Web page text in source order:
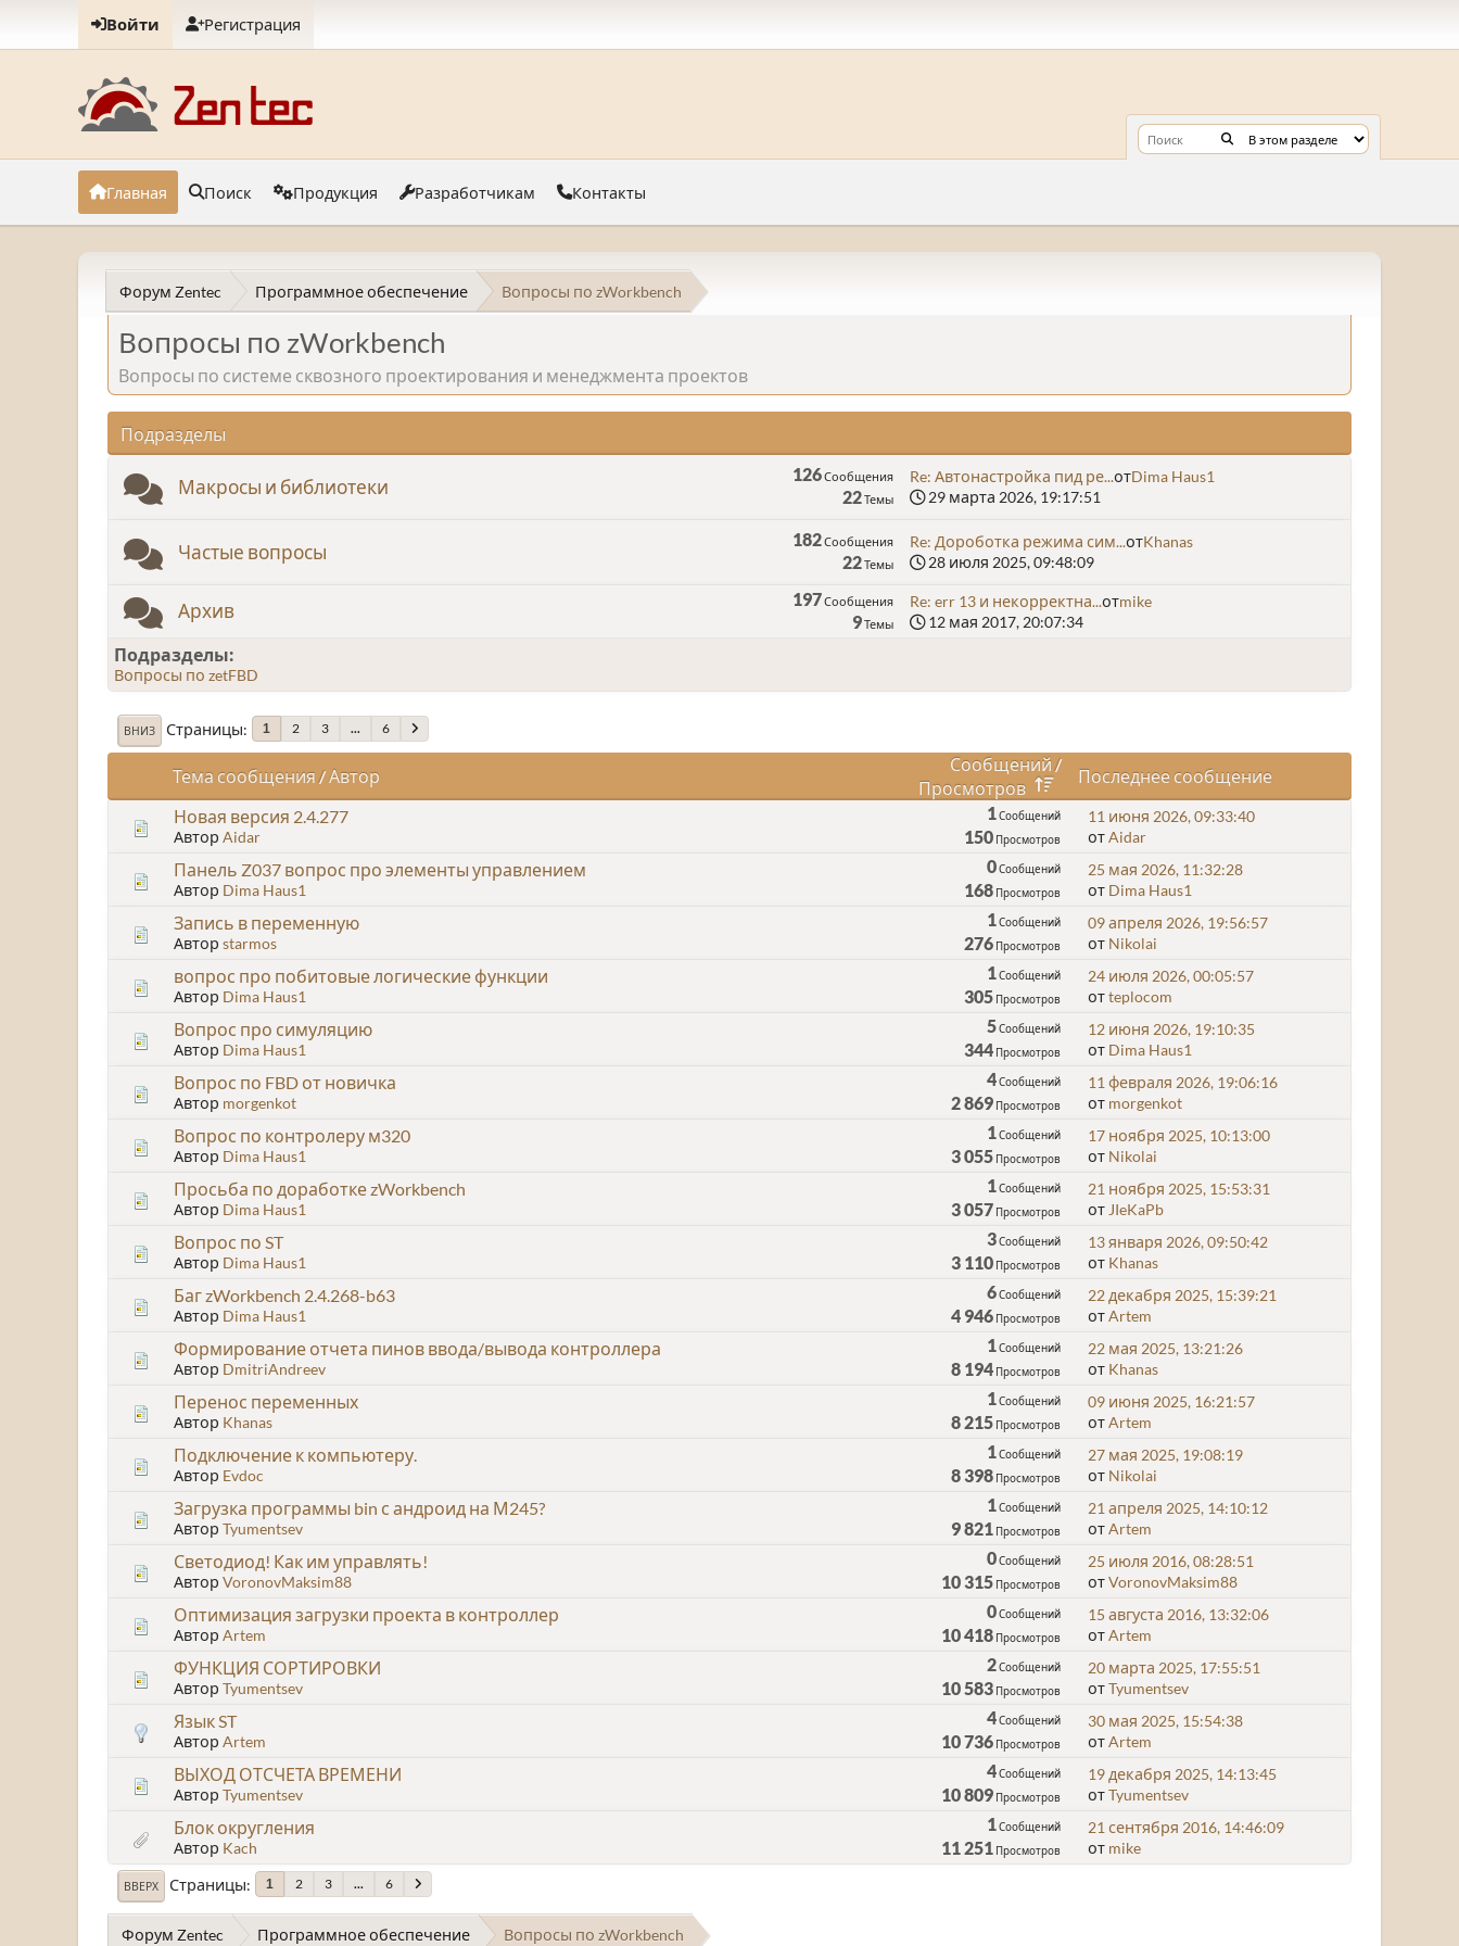
Войти Регистрация
Главная Поиск Продукция Разработчикам Контакты
Форум Zentec Программное обеспечение Вопросы по zWorkbench
Вопросы по zWorkbench
Вопросы по системе сквозного проектирования и менеджмента проектов
Подразделы
Макросы и библиотеки
126Сообщения
22Темы
Re: Автонастройка пид ре...отDima Haus1
29 марта 2026, 19:17:51
Частые вопросы
182Сообщения
22Темы
Re: Дороботка режима сим...отKhanas
28 июля 2025, 09:48:09
Архив
197Сообщения
9Темы
Re: err 13 и некорректна...отmike
12 мая 2017, 20:07:34
Подразделы
Вопросы по zetFBD
ВНИЗ Страницы 1 2 3 ... 6
Тема сообщения / Автор
Сообщений /
Просмотров
Последнее сообщение
Новая версия 2.4.277
Автор Aidar
1 Сообщений
150 Просмотров
11 июня 2026, 09:33:40
отAidar
Панель Z037 вопрос про элементы управлением
Автор Dima Haus1
0Сообщений
168 Просмотров
25 мая 2026, 11:32:28
от Dima Haus1
Запись в переменную
Автор starmos
1 Сообщений
276 Просмотров
09 апреля 2026, 19:56:57
от Nikolai
вопрос про побитовые логические функции
Автор Dima Haus1
1 Сообщений
305 Просмотров
24 июля 2026, 00:05:57
отteplocom
Вопрос про симуляцию
Автор Dima Haus1
5Сообщений
344 Просмотров
12 июня 2026, 19:10:35
от Dima Haus1
Вопрос по FBD от новичка
Автор morgenkot
4Сообщений
2 869 Просмотров
11 февраля 2026, 19:06:16
от morgenkot
Вопрос по контролеру м320
Автор Dima Haus1
1 Сообщений
3 055 Просмотров
17 ноября 2025, 10:13:00
от Nikolai
Просьба по доработке zWorkbench
Автор Dima Haus1
1 Сообщений
3 057 Просмотров
21 ноября 2025, 15:53:31
от JIeKaPb
Вопрос по ST
Автор Dima Haus1
3Сообщений
3 110 Просмотров
13 января 2026, 09:50:42
от Khanas
Баг zWorkbench 2.4.268-b63
Автор Dima Haus1
6Сообщений
4 946 Просмотров
22 декабря 2025, 15:39:21
отArtem
Формирование отчета пинов ввода/вывода контроллера
Автор DmitriAndreev
1 Сообщений
8 194 Просмотров
22 мая 2025, 13:21:26
от Khanas
Перенос переменных
Автор Khanas
1 Сообщений
8 215 Просмотров
09 июня 2025, 16:21:57
отArtem
Подключение к компьютеру.
Автор Evdoc
1 Сообщений
8 398 Просмотров
27 мая 2025, 19:08:19
от Nikolai
Загрузка программы bin с андроид на М245?
Автор Tyumentsev
1 Сообщений
9 821 Просмотров
21 апреля 2025, 14:10:12
отArtem
Светодиод! Как им управлять!
Автор VoronovMaksim88
0Сообщений
10 315 Просмотров
25 июля 2016, 08:28:51
отVoronovMaksim88
Оптимизация загрузки проекта в контроллер
Автор Artem
0Сообщений
10 418 Просмотров
15 августа 2016, 13:32:06
отArtem
ФУНКЦИЯ СОРТИРОВКИ
Автор Tyumentsev
2Сообщений
10 583 Просмотров
20 марта 2025, 17:55:51
отTyumentsev
Язык ST
Автор Artem
4Сообщений
10 736 Просмотров
30 мая 2025, 15:54:38
отArtem
ВЫХОД ОТСЧЕТА ВРЕМЕНИ
Автор Tyumentsev
4Сообщений
10 809 Просмотров
19 декабря 2025, 14:13:45
отTyumentsev
Блок округления
Автор Kach
1 Сообщений
11 251 Просмотров
21 сентября 2016, 14:46:09
от mike
ВВЕРХ Страницы 1 2 3 ... 6
Форум Zentec Программное обеспечение Вопросы по zWorkbench